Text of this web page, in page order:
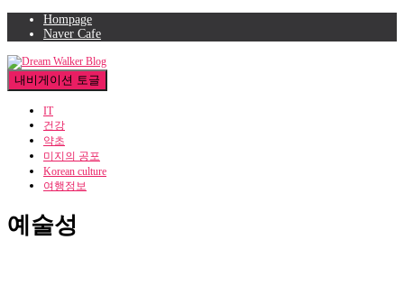
Hompage
Naver Cafe
내비게이션 토글
IT
건강
약초
미지의 공포
Korean culture
여행정보
예술성